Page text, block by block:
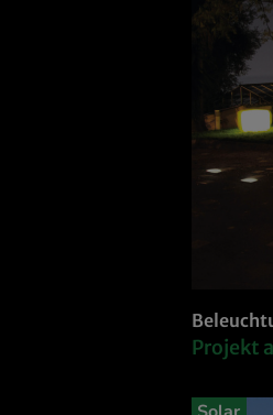
Projekt